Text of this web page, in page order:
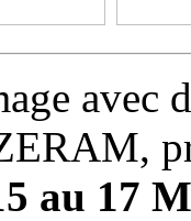
avec
au 17